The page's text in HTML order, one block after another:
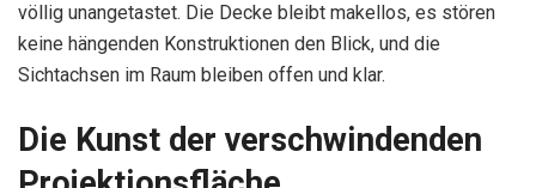
völlig unangetastet. Die Decke bleibt makellos, es stören
keine hängenden Konstruktionen den Blick, und die
Sichtachsen im Raum bleiben offen und klar.
Die Kunst der verschwindenden